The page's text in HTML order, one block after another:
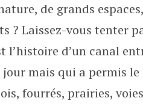
: le domaine de
de grands
? Laissez-vous tenter
l’histoire d’un canal
mais qui a permis le
fourrés, prairies,